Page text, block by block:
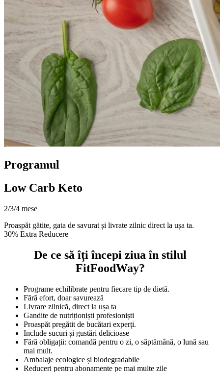
Programul
Low Carb Keto
2/3/4 mese
Proaspăt gătite, gata de savurat și livrate zilnic direct la ușa ta.
30% Extra Reducere
De ce să îți începi ziua în stilul
FitFoodWay?
Programe echilibrate pentru fiecare tip de dietă.
Fără efort, doar savurează
Livrare zilnică, direct la ușa ta
Gandite de nutriționiști profesioniști
Proaspăt pregătit de bucătari experți.
Include sucuri și gustări delicioase
Fără obligații: comandă pentru o zi, o săptămână, o lună sau
mai mult.
Ambalaje ecologice și biodegradabile
Reduceri pentru abonamente pe mai multe zile